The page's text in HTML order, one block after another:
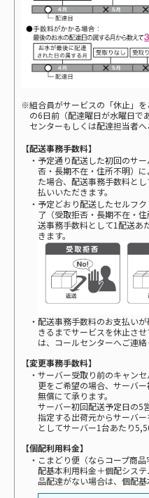
※組合員がサービスの「休止」
の6日前（配達曜日が水曜日で
センターもしくは配達担当者へ
【配送事務手数料】
・予定通り配送した初回のサ
否・長期不在・住所不明）
た場合、配送事務手数料と
払いいただきます。
・予定どおり配送したセルフ
了（受取拒否・長期不在・
送事務手数料として1配送あ
きます。
・配送事務手数料のお支払い
きるまでサービスを休止さ
は、コールセンターへご連絡
【変更事務手数料】
・サーバー受取り前のキャン
更をご希望の場合、サーバ
無償にて承ります。
サーバー初回配送予定日の5
指定する出荷元からサーバ
としてサーバー1台あたり
【個配利用料金】
・こまどり便（ならコープ商
配基本利用料金＋個配シス
品配達がない場合は、個配基